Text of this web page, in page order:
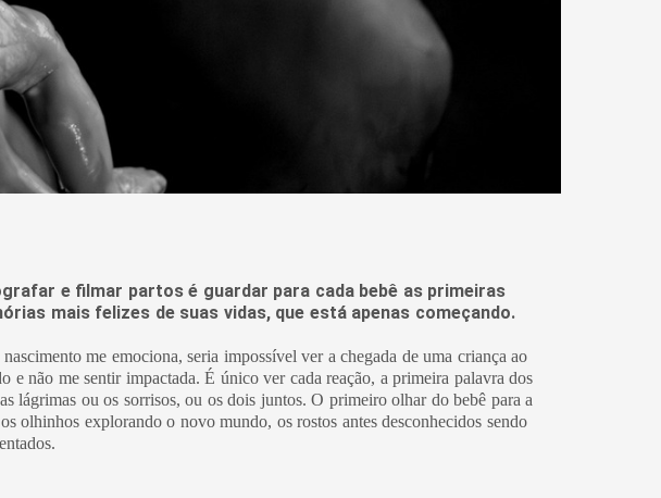
e filmar partos é guardar para cada bebê as primeiras
mais felizes de suas vidas, que está apenas começando.
nascimento me emociona, seria impossível ver a chegada de uma criança ao
e não me sentir impactada. É único ver cada reação, a primeira palavra dos
lágrimas ou os sorrisos, ou os dois juntos. O primeiro olhar do bebê para a
olhinhos explorando o novo mundo, os rostos antes desconhecidos sendo